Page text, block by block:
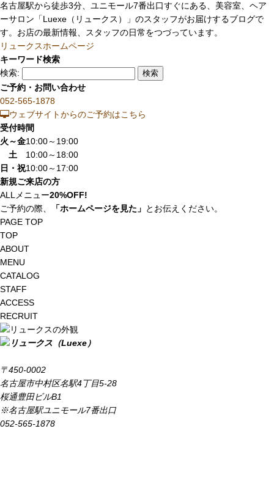
名古屋駅から徒歩3分、ユニモール7番出口すぐにある、美容室、ヘア
ーサロン「Luexe（リュークス）」のスタッフがお届けするブログで
す。お店の最新情報、スタッフの日常をつづっています。
リュークスホームページ
キーワード検索
検索:
ご予約・お問い合わせ
052-565-1878
ウェブサイトからのご予約はこちら
受付時間
火～金10:00～19:00
土
10:00～18:00
日・祝10:00～17:00
新規ご来店の方
ALLメニュー20%OFF!
ご予約の際、
「ホームページを見た」 とお伝えください。
PAGE TOP
TOP
ABOUT
MENU
CATALOG
STAFF
ACCESS
RECRUIT
〒450-0002
名古屋市中村区名駅4丁目5-28
桜通豊田ビルB1
※名古屋駅ユニモール7番出口
052-565-1878